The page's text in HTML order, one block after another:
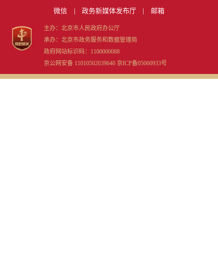
微信 政务新媒体发布厅 邮箱
主办：北京市人民政府办公厅
承办：北京市政务服务和数据管理局
政府网站标识码：1100000088
京公网安备 11010502039640 京ICP备05060933号